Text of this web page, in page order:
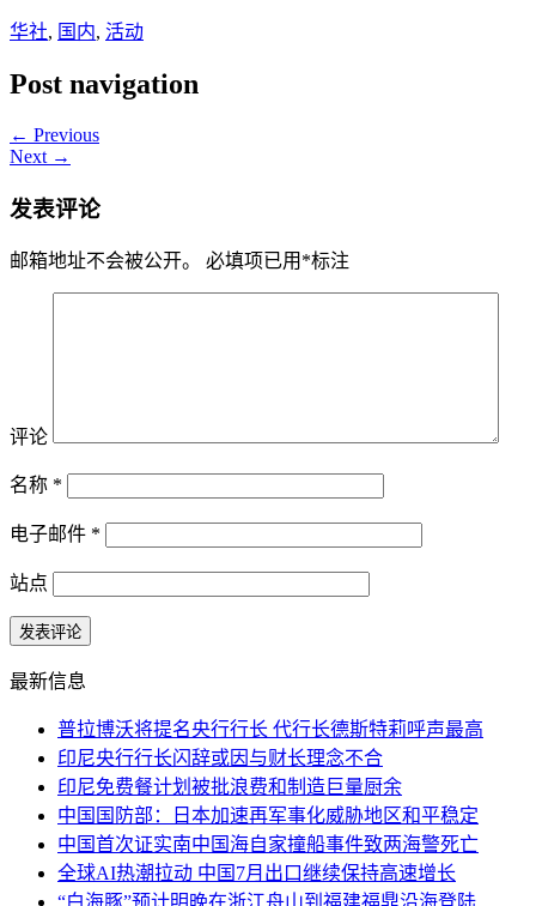
华社, 国内, 活动
Post navigation
← Previous
Next →
发表评论
邮箱地址不会被公开。 必填项已用 *标注
评论
名称 *
电子邮件 *
站点
最新信息
普拉博沃将提名央行行长 代行长德斯特莉呼声最高
印尼央行行长闪辞或因与财长理念不合
印尼免费餐计划被批浪费和制造巨量厨余
中国国防部：日本加速再军事化威胁地区和平稳定
中国首次证实南中国海自家撞船事件致两海警死亡
全球AI热潮拉动 中国7月出口继续保持高速增长